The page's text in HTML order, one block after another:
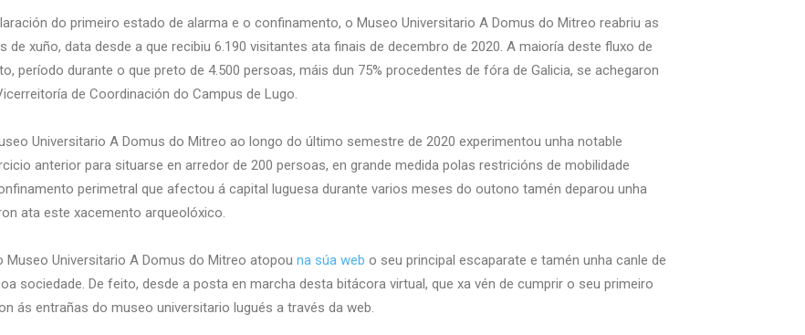
do primeiro estado de alarma e o confinamento, o Museo Universitario A Domus do Mitreo reabriu as
xuño, data desde a que recibiu 6.190 visitantes ata finais de decembro de 2020. A maioría deste fluxo de
período durante o que preto de 4.500 persoas, máis dun 75% procedentes de fóra de Galicia, se achegaron
de Coordinación do Campus de Lugo.
Universitario A Domus do Mitreo ao longo do último semestre de 2020 experimentou unha notable
anterior para situarse en arredor de 200 persoas, en grande medida polas restricións de mobilidade
perimetral que afectou á capital luguesa durante varios meses do outono tamén deparou unha
ata este xacemento arqueolóxico.
Universitario A Domus do Mitreo atopou na súa web o seu principal escaparate e tamén unha canle de
sociedade. De feito, desde a posta en marcha desta bitácora virtual, que xa vén de cumprir o seu primeiro
ás entrañas do museo universitario lugués a través da web.